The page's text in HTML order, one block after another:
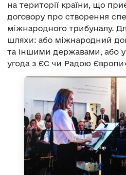
на території країни, що
договору про створення
міжнародного трибуналу.
шляхи: або міжнародний
та іншими державами, або
угода з ЄС чи Радою